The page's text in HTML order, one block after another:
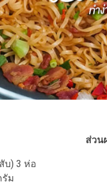
ส่วน
บ) 3 ห่อ
รัม